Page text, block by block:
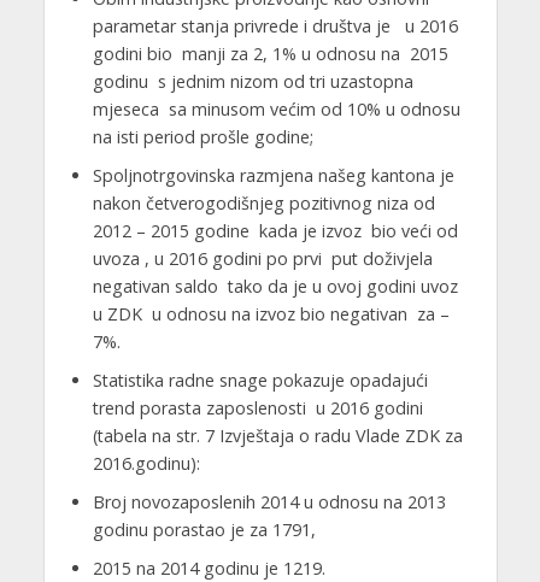
parametar stanja privrede i društva je u 2016
godini bio manji za 2, 1% u odnosu na 2015
godinu s jednim nizom od tri uzastopna
mjeseca sa minusom većim od 10% u odnosu
na isti period prošle godine;
Spoljnotrgovinska razmjena našeg kantona je
nakon četverogodišnjeg pozitivnog niza od
2012 – 2015 godine kada je izvoz bio veći od
uvoza , u 2016 godini po prvi put doživjela
negativan saldo tako da je u ovoj godini uvoz
u ZDK u odnosu na izvoz bio negativan za –
7%.
Statistika radne snage pokazuje opadajući
trend porasta zaposlenosti u 2016 godini
(tabela na str. 7 Izvještaja o radu Vlade ZDK za
2016.godinu):
Broj novozaposlenih 2014 u odnosu na 2013
godinu porastao je za 1791,
2015 na 2014 godinu je 1219.